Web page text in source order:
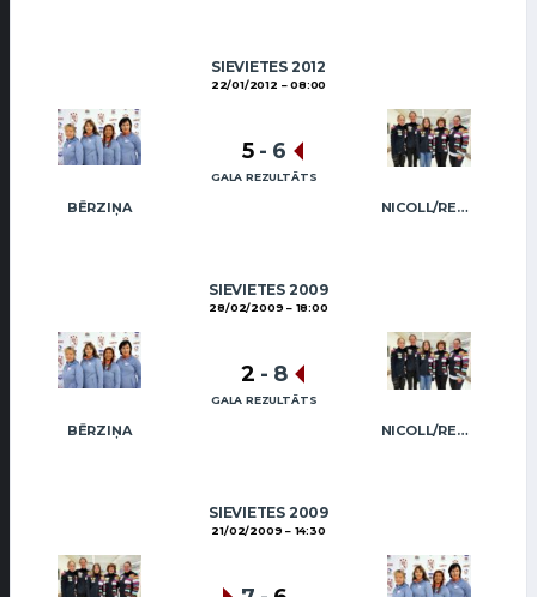
SIEVIETES 2012
22/01/2012 08:00
BĒRZIŅA NICOLL/REGŽA
5 - 6
GALA REZULTĀTS
SIEVIETES 2009
28/02/2009 18:00
BĒRZIŅA NICOLL/REGŽA
2 - 8
GALA REZULTĀTS
SIEVIETES 2009
21/02/2009 14:30